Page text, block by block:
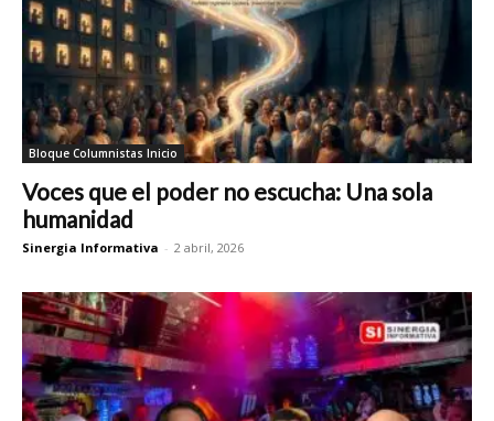
Bloque Columnistas Inicio
Voces que el poder no escucha: Una sola
humanidad
Sinergia Informativa - 2 abril, 2026